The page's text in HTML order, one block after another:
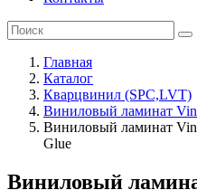
Главная
Каталог
Кварцвинил (SPC,LVT)
Виниловый ламинат
Виниловый ламинат
Glue
Виниловый